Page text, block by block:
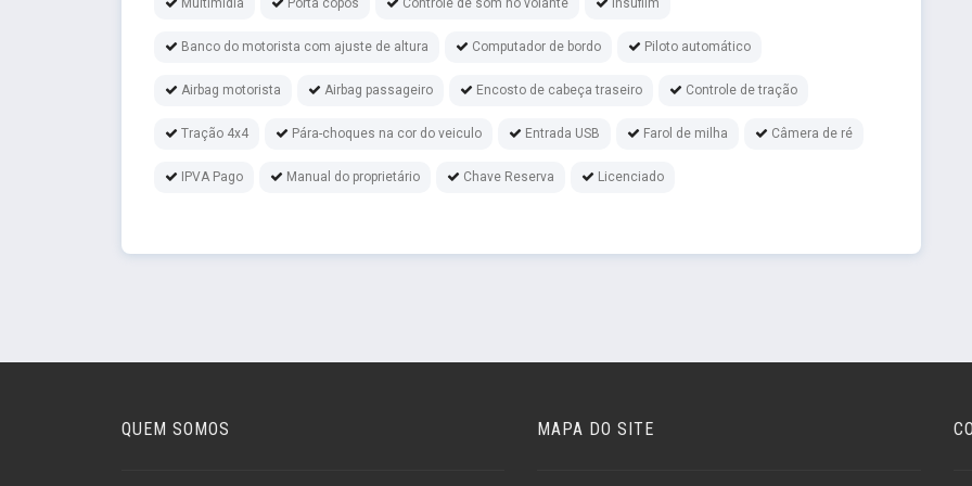
Multimídia Porta copos Controle de som no volante Insufilm
Banco do motorista com ajuste de altura Computador de bordo Piloto automático
Airbag motorista Airbag passageiro Encosto de cabeça traseiro Controle de tração
Tração 4x4 Pára-choques na cor do veiculo Entrada USB Farol de milha Câmera de ré
IPVA Pago Manual do proprietário Chave Reserva Licenciado
QUEM SOMOS MAPA DO SITE